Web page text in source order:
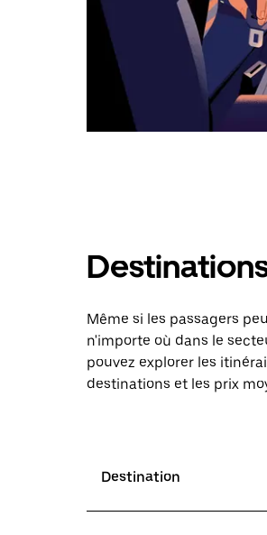
Même si les passagers
n'importe où dans le
pouvez explorer les
destinations et les prix
Destination